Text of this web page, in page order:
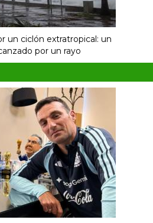
un ciclón extratropical: un
por un rayo